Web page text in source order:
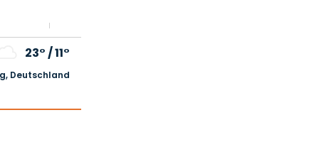
23°/11°
Deutschland